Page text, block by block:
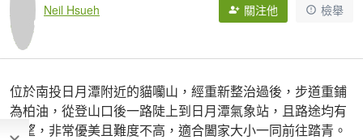
Neil Hsueh 關注他 檢舉
位於南投日月潭附近的貓囒山，經重新整治過後，步道重鋪
為柏油，從登山口後一路陡上到日月潭氣象站，且路途均有
展望，非常優美且難度不高，適合闔家大小一同前往踏青。